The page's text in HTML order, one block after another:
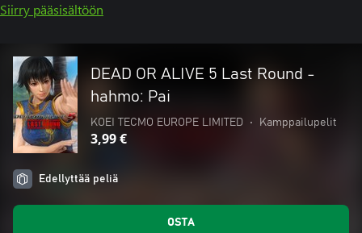
Siirry pääsisältöön
DEAD OR ALIVE 5 Last Round -
hahmo: Pai
KOEI TECMO EUROPE LIMITED • Kamppailupelit
3,99 €
Edellyttää peliä
OSTA